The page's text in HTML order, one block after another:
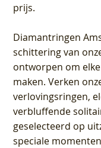
prijs.
Diamantringen
schittering van
ontworpen om
maken. Verken
verlovingsringen,
verbluffende
geselecteerd op
speciale